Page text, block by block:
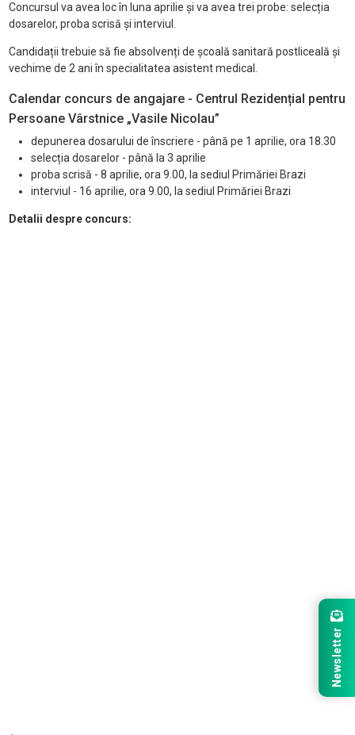
Concursul va avea loc în luna aprilie și va avea trei probe: selecția
dosarelor, proba scrisă și interviul.
Candidații trebuie să fie absolvenți de școală sanitară postliceală și
vechime de 2 ani în specialitatea asistent medical.
Calendar concurs de angajare - Centrul Rezidențial pentru
Persoane Vârstnice „Vasile Nicolau”
depunerea dosarului de înscriere - până pe 1 aprilie, ora 18.30
selecția dosarelor - până la 3 aprilie
proba scrisă - 8 aprilie, ora 9.00, la sediul Primăriei Brazi
interviul - 16 aprilie, ora 9.00, la sediul Primăriei Brazi
Detalii despre concurs:
Newsletter